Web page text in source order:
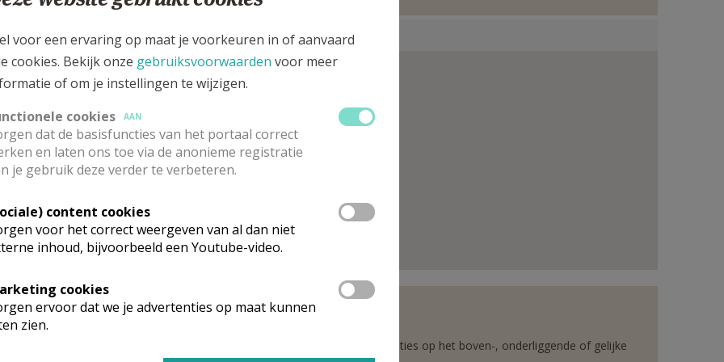
31a, 9080 Lochristi
wat je zocht? Hier vind je links naar de gegevens van andere organisaties op het boven-, onderliggende of gelijke
voor een ervaring op maat je voorkeuren in of aanvaard
cookies. Bekijk onze gebruiksvoorwaarden voor meer
of om je instellingen te wijzigen.
cookies
AAN
dat de basisfuncties van het portaal correct
en laten ons toe via de anonieme registratie
je gebruik deze verder te verbeteren.
content cookies
voor het correct weergeven van al dan niet
inhoud, bijvoorbeeld een Youtube-video.
cookies
ervoor dat we je advertenties op maat kunnen
zien.